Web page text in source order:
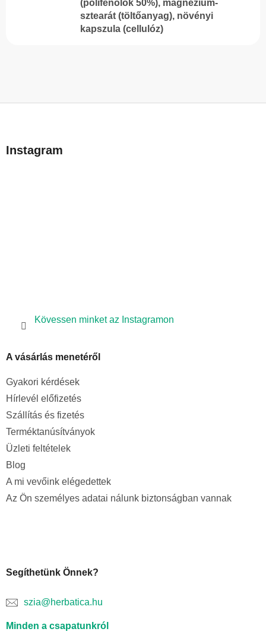
(polifenolok 50%), magnézium-
sztearát (töltőanyag), növényi
kapszula (cellulóz)
Instagram
Kövessen minket az Instagramon
A vásárlás menetéről
Gyakori kérdések
Hírlevél előfizetés
Szállítás és fizetés
Terméktanúsítványok
Üzleti feltételek
Blog
A mi vevőink elégedettek
Az Ön személyes adatai nálunk biztonságban vannak
Segíthetünk Önnek?
szia@herbatica.hu
Minden a csapatunkról